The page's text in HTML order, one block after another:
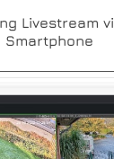
Livestream
Smartphone